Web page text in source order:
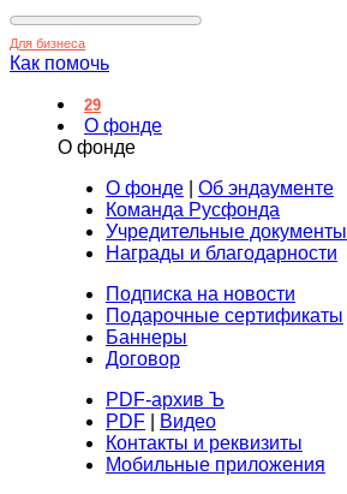
Для бизнеса
Как помочь
29
О фонде
О фонде
О фонде
Об эндаументе
Команда Русфонда
Учредительные документы
Награды и благодарности
Подписка на новости
Подарочные сертификаты
Баннеры
Договор
PDF-архив Ъ
PDF
Видео
Контакты и реквизиты
Мобильные приложения